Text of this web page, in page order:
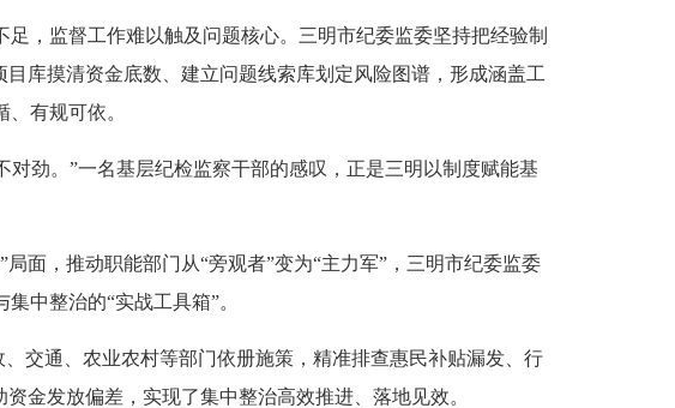
监督工作难以触及问题核心。三明市纪委监委坚持把经验制
库摸清资金底数、建立问题线索库划定风险图谱，形成涵盖工
有规可依。
劲。”一名基层纪检监察干部的感叹，正是三明以制度赋能基
，推动职能部门从“旁观者”变为“主力军”，三明市纪委监委
中整治的“实战工具箱”。
交通、农业农村等部门依册施策，精准排查惠民补贴漏发、行
金发放偏差，实现了集中整治高效推进、落地见效。